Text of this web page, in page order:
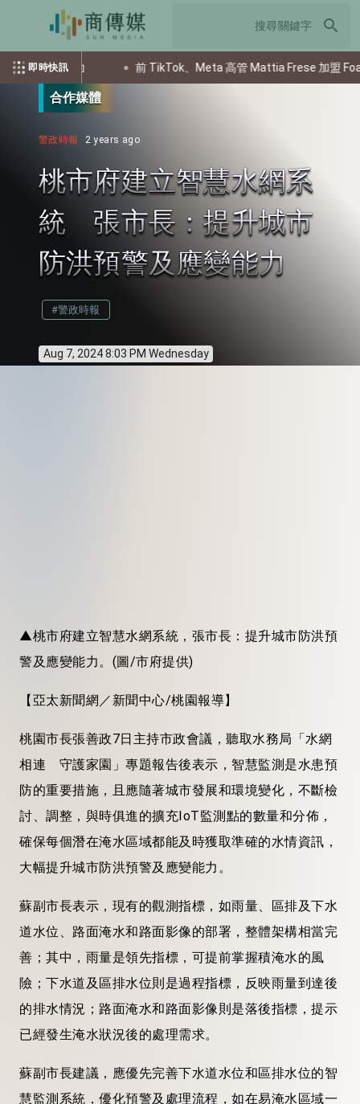
search
即時快訊
未來潛力 前 TikTok、Meta 高管 Mattia Frese 加盟 Foap 主
合作媒體
警政時報 2 years ago
桃市府建立智慧水網系
統 張市長：提升城市
防洪預警及應變能力
#警政時報
Aug 7, 2024 8:03 PM Wednesday
▲桃市府建立智慧水網系統，張市長：提升城市防洪預
警及應變能力。(圖/市府提供)
【亞太新聞網／新聞中心/桃園報導】
桃園市長張善政7日主持市政會議，聽取水務局「水網
相連 守護家園」專題報告後表示，智慧監測是水患預
防的重要措施，且應隨著城市發展和環境變化，不斷檢
討、調整，與時俱進的擴充IoT監測點的數量和分佈，
確保每個潛在淹水區域都能及時獲取準確的水情資訊，
大幅提升城市防洪預警及應變能力。
蘇副市長表示，現有的觀測指標，如雨量、區排及下水
道水位、路面淹水和路面影像的部署，整體架構相當完
善；其中，雨量是領先指標，可提前掌握積淹水的風
險；下水道及區排水位則是過程指標，反映雨量到達後
的排水情況；路面淹水和路面影像則是落後指標，提示
已經發生淹水狀況後的處理需求。
蘇副市長建議，應優先完善下水道水位和區排水位的智
慧監測系統，優化預警及處理流程，如在易淹水區域一